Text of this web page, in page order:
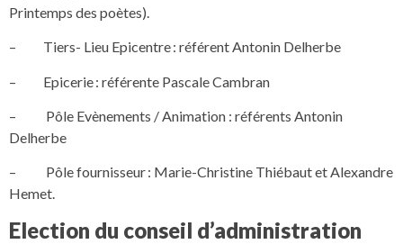
Printemps des poètes).
– Tiers- Lieu Epicentre : référent Antonin Delherbe
– Epicerie : référente Pascale Cambran
– Pôle Evènements / Animation : référents Antonin
Delherbe
– Pôle fournisseur : Marie-Christine Thiébaut et Alexandre
Hemet.
Election du conseil d’administration